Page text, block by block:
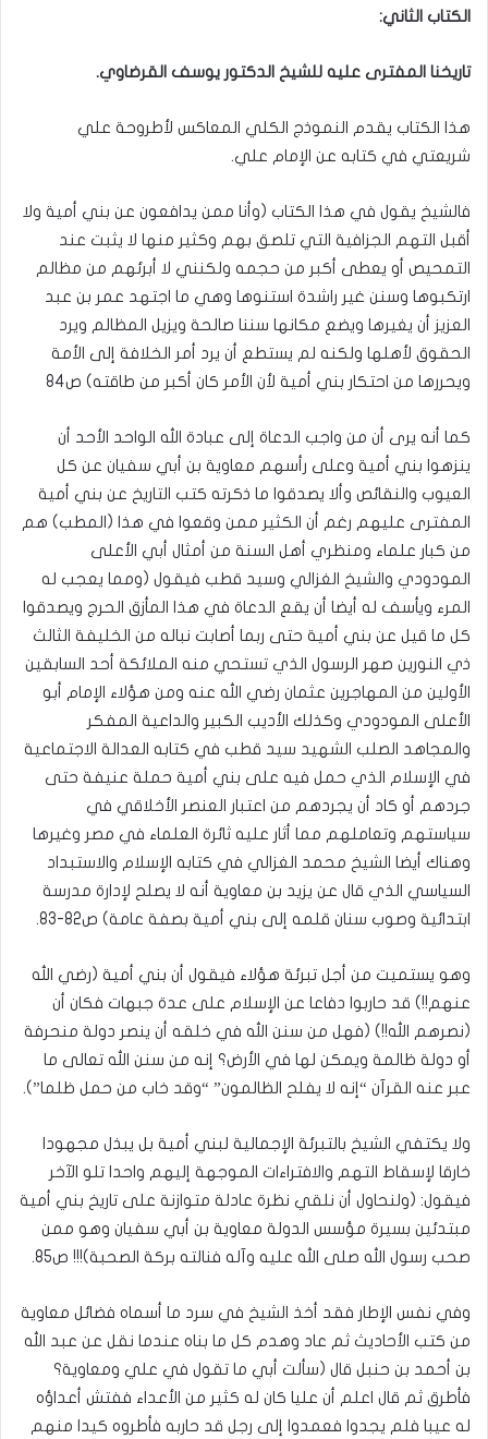
الكتاب الثاني:
تاريخنا المفترى عليه للشيخ الدكتور يوسف القرضاوي.
هذا الكتاب يقدم النموذج الكلي المعاكس لأطروحة علي
شريعتي في كتابه عن الإمام علي.
فالشيخ يقول في هذا الكتاب (وأنا ممن يدافعون عن بني أمية ولا
أقبل التهم الجزافية التي تلصق بهم وكثير منها لا يثبت عند
التمحيص أو يعطى أكبر من حجمه ولكنني لا أبرئهم من مظالم
ارتكبوها وسنن غير راشدة استنوها وهي ما اجتهد عمر بن عبد
العزيز أن يغيرها ويضع مكانها سننا صالحة ويزيل المظالم ويرد
الحقوق لأهلها ولكنه لم يستطع أن يرد أمر الخلافة إلى الأمة
ويحررها من احتكار بني أمية لأن الأمر كان أكبر من طاقته) ص84
كما أنه يرى أن من واجب الدعاة إلى عبادة الله الواحد الأحد أن
ينزهوا بني أمية وعلى رأسهم معاوية بن أبي سفيان عن كل
العيوب والنقائص وألا يصدقوا ما ذكرته كتب التاريخ عن بني أمية
المفترى عليهم رغم أن الكثير ممن وقعوا في هذا (المطب) هم
من كبار علماء ومنظري أهل السنة من أمثال أبي الأعلى
المودودي والشيخ الغزالي وسيد قطب فيقول (ومما يعجب له
المرء ويأسف له أيضا أن يقع الدعاة في هذا المأزق الحرج ويصدقوا
كل ما قيل عن بني أمية حتى ربما أصابت نباله من الخليفة الثالث
ذي النورين صهر الرسول الذي تستحي منه الملائكة أحد السابقين
الأولين من المهاجرين عثمان رضي الله عنه ومن هؤلاء الإمام أبو
الأعلى المودودي وكذلك الأديب الكبير والداعية المفكر
والمجاهد الصلب الشهيد سيد قطب في كتابه العدالة الاجتماعية
في الإسلام الذي حمل فيه على بني أمية حملة عنيفة حتى
جردهم أو كاد أن يجردهم من اعتبار العنصر الأخلاقي في
سياستهم وتعاملهم مما أثار عليه ثائرة العلماء في مصر وغيرها
وهناك أيضا الشيخ محمد الغزالي في كتابه الإسلام والاستبداد
السياسي الذي قال عن يزيد بن معاوية أنه لا يصلح لإدارة مدرسة
ابتدائية وصوب سنان قلمه إلى بني أمية بصفة عامة) ص82-83.
وهو يستميت من أجل تبرئة هؤلاء فيقول أن بني أمية (رضي الله
عنهم!!) قد حاربوا دفاعا عن الإسلام على عدة جبهات فكان أن
(نصرهم الله!!) (فهل من سنن الله في خلقه أن ينصر دولة منحرفة
أو دولة ظالمة ويمكن لها في الأرض؟ إنه من سنن الله تعالى ما
عبر عنه القرآن “إنه لا يفلح الظالمون” “وقد خاب من حمل ظلما”).
ولا يكتفي الشيخ بالتبرئة الإجمالية لبني أمية بل يبذل مجهودا
خارقا لإسقاط التهم والافتراءات الموجهة إليهم واحدا تلو الآخر
فيقول: (ولنحاول أن نلقي نظرة عادلة متوازنة على تاريخ بني أمية
مبتدئين بسيرة مؤسس الدولة معاوية بن أبي سفيان وهو ممن
صحب رسول الله صلى الله عليه وآله فنالته بركة الصحبة)!!! ص85.
وفي نفس الإطار فقد أخذ الشيخ في سرد ما أسماه فضائل معاوية
من كتب الأحاديث ثم عاد وهدم كل ما بناه عندما نقل عن عبد الله
بن أحمد بن حنبل قال (سألت أبي ما تقول في علي ومعاوية؟
فأطرق ثم قال اعلم أن عليا كان له كثير من الأعداء ففتش أعداؤه
له عيبا فلم يجدوا فعمدوا إلى رجل قد حاربه فأطروه كيدا منهم